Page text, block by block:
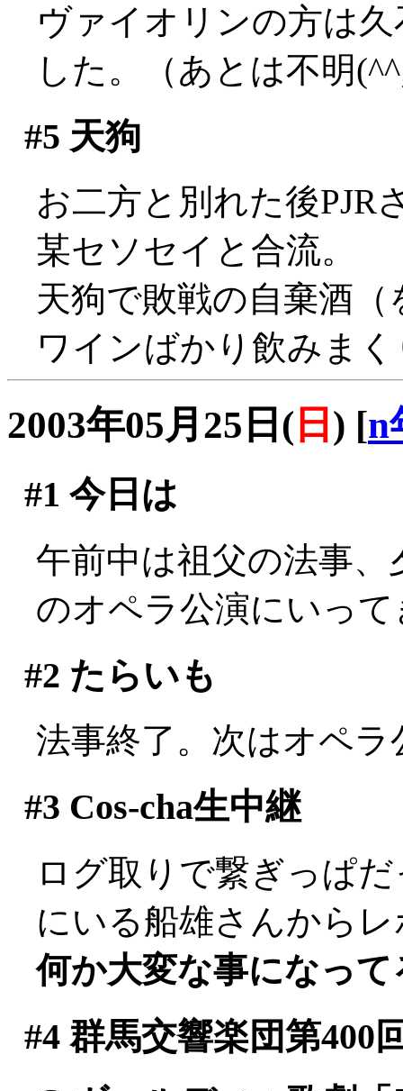
ヴァイオリンの方は
した。（あとは不明
#5 天狗
お二方と別れた後PJR
某セソセイと合流。
天狗で敗戦の自棄酒（
ワインばかり飲みま
2003年05月25日( 日 ) [n
#1 今日は
午前中は祖父の法事
のオペラ公演にいっ
#2 たらいも
法事終了。次はオペラ
#3 Cos-cha生中継
ログ取りで繋ぎっぱ
にいる船雄さんから
何か大変な事になっ
#4群馬交響楽団第400